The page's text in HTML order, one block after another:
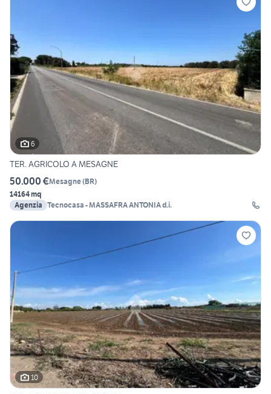
6
TER. AGRICOLO A MESAGNE
50.000 €Mesagne(BR)
14164 mq
Agenzia Tecnocasa - MASSAFRA ANTONIA d.i.
10